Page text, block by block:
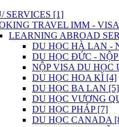
SERVICES [1]
TRAVEL IMM -
LEARNING ABROAD
DU HỌC HÀ LAN -
DU HỌC ĐỨC -
NỘP VISA DU HỌC
DU HỌC HOA KÌ [4]
DU HỌC BA LAN [5]
DU HỌC VƯƠNG
DU HỌC PHÁP [7]
DU HỌC CANADA